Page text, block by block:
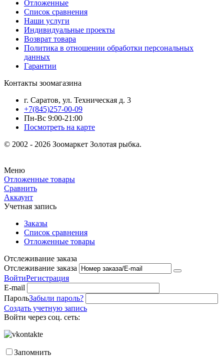
Отложенные
Список сравнения
Наши услуги
Индивидуальные проекты
Возврат товара
Политика в отношении обработки персональных
данных
Гарантии
Контакты зоомагазина
г. Саратов, ул. Техническая д. 3
+7(845)257-00-09
Пн-Вс 9:00-21:00
Посмотреть на карте
© 2002 - 2026 Зоомаркет Золотая рыбка.
Меню
Отложенные товары
Сравнить
Аккаунт
Учетная запись
Заказы
Список сравнения
Отложенные товары
Отслеживание заказа
Отслеживание заказа
ВойтиРегистрация
E-mail
ПарольЗабыли пароль?
Создать учетную запись
Войти через соц. сеть:
Запомнить